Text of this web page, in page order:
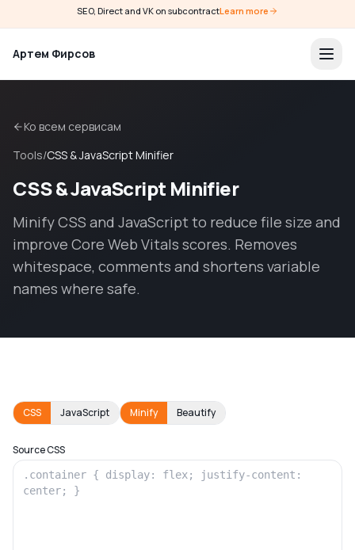
SEO, Direct and VK on subcontractLearn more
Артем Фирсов
Ко всем сервисам
Tools/CSS & JavaScript Minifier
CSS & JavaScript Minifier
Minify CSS and JavaScript to reduce file size and
improve Core Web Vitals scores. Removes
whitespace, comments and shortens variable
names where safe.
CSS JavaScript Minify Beautify
SourceCSS